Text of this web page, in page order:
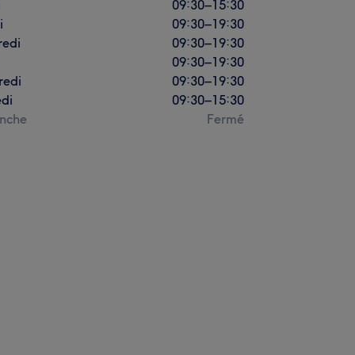
09:30–15:30
09:30–19:30
09:30–19:30
09:30–19:30
09:30–19:30
09:30–15:30
Fermé